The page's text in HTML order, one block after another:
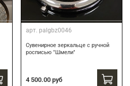
арт. palgbz0046
Сувенирное зеркальце с ручной
росписью "Шмели"
4 500.00 руб